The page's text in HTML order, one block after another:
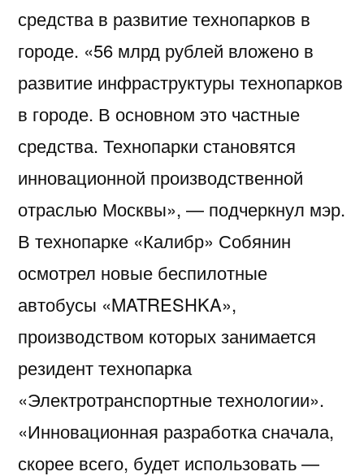
средства в развитие технопарков в
городе. «56 млрд рублей вложено в
развитие инфраструктуры технопарков
в городе. В основном это частные
средства. Технопарки становятся
инновационной производственной
отраслью Москвы», — подчеркнул мэр.
В технопарке «Калибр» Собянин
осмотрел новые беспилотные
автобусы «MATRESHKA»,
производством которых занимается
резидент технопарка
«Электротранспортные технологии».
«Инновационная разработка сначала,
скорее всего, будет использовать —